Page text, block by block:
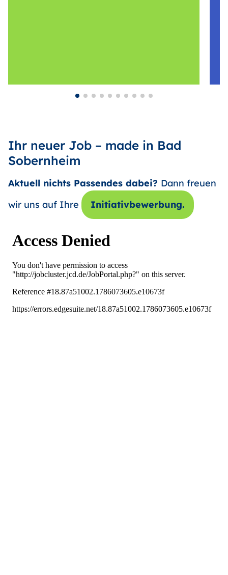
Ihr neuer Job – made in Bad
Sobernheim
Aktuell nichts Passendes dabei? Dann freuen
wir uns auf Ihre
Initiativbewerbung.